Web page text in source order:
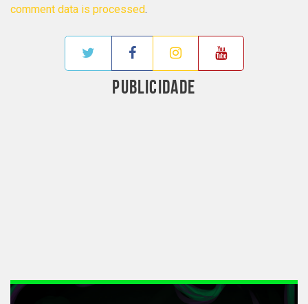
comment data is processed.
PUBLICIDADE